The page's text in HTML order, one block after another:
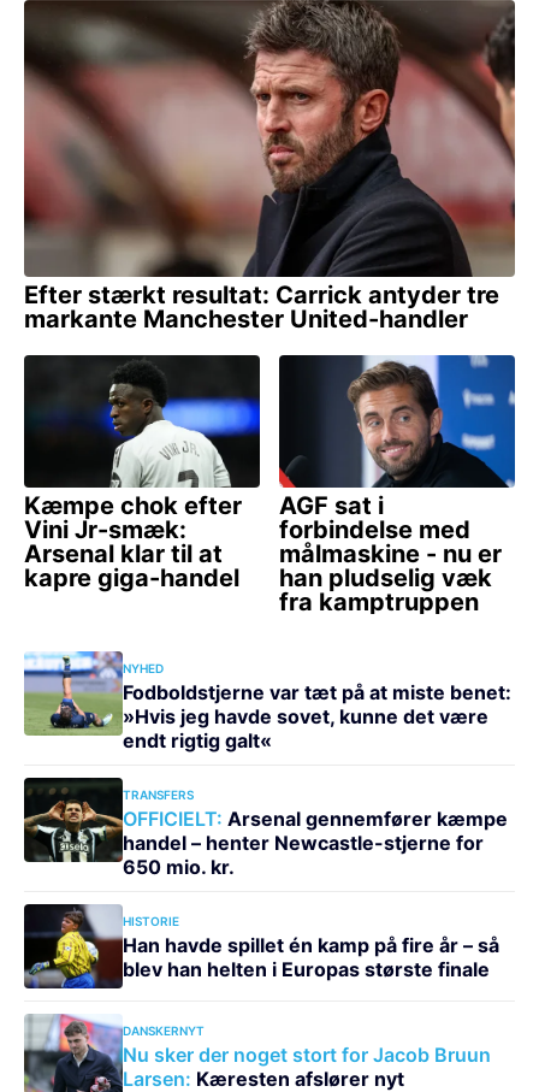
NYHED
Fodboldstjerne var tæt på at miste benet:
»Hvis jeg havde sovet, kunne det være
endt rigtig galt«
TRANSFERS
OFFICIELT: Arsenal gennemfører kæmpe
handel – henter Newcastle-stjerne for
650 mio. kr.
HISTORIE
Han havde spillet én kamp på fire år – så
blev han helten i Europas største finale
DANSKERNYT
Nu sker der noget stort for Jacob Bruun
Larsen: Kæresten afslører nyt